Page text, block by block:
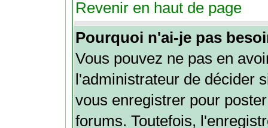
Revenir en haut de page
Pourquoi n'ai-je pas
Vous pouvez ne pas en
l'administrateur de décider
vous enregistrer pour
forums. Toutefois,